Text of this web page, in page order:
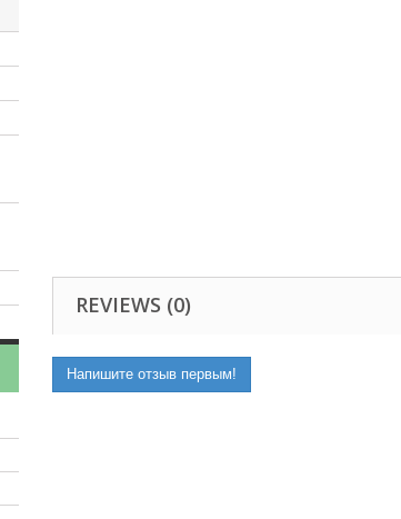
REVIEWS (0)
Напишите отзыв первым!